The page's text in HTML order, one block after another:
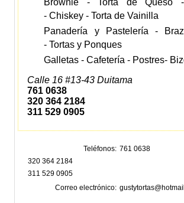
Brownie -Torta de Queso
-Chiskey -Torta de Vainilla
Panadería y Pastelería -
-Tortas y Ponques
Galletas -Cafetería - Postres-
Calle 16 #13-43 Duitama
761 0638
320 364 2184
311 529 0905
Teléfonos
761 0638
320 364 2184
311 529 0905
Correo electrónico